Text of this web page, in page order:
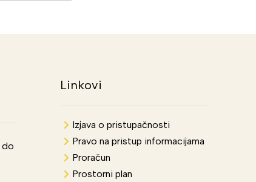
do
Linkovi
Izjava o pristupačnosti
Pravo na pristup informacijama
Proračun
Prostorni plan